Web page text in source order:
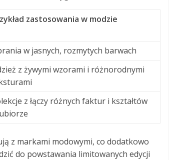
zastosowania w modzie
w jasnych, rozmytych barwach
z żywymi wzorami i różnorodnymi
z łączy różnych faktur i kształtów
z markami modowymi, co dodatkowo
do powstawania limitowanych edycji